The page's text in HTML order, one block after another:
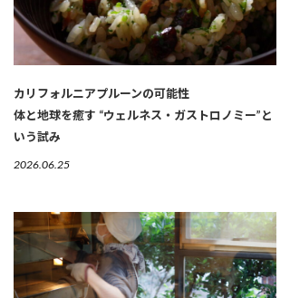
カリフォルニアプルーンの可能性
体と地球を癒す “ウェルネス・ガストロノミー”と
いう試み
2026.06.25